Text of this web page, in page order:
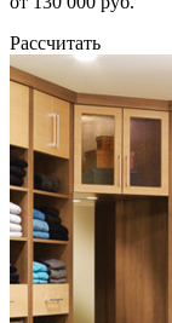
Рассчитать